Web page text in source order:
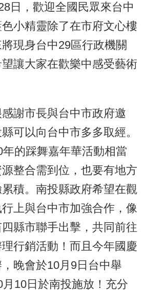
日，歡迎全國民眾來台中
小精靈除了在市府文心樓
現身台中29區行政機關
讓大家在歡樂中感受藝術
謝市長與台中市政府邀
可以向台中市多多取經。
年的踩舞嘉年華活動相當
整合需到位，也要有地方
積。南投縣政府希望在觀
上與台中市加強合作，像
縣市聯手出擊，共同前往
行銷活動！而且今年國慶
晚會於10月 9日台中舉
月 10日於南投施放！充分